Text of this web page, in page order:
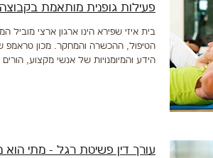
פעילות גופנית מותאמת בקבוצה
בית איזי שפירא הינו ארגון ארצי מוביל
הטיפול, ההכשרה והמחקר. מכון טראמפ
הידע והמיומנויות של אנשי מקצוע, הורים
עורך דין פשיטת רגל - מתי